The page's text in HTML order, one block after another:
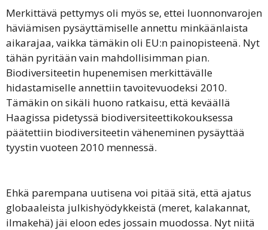
Merkittävä pettymys oli myös se, ettei luonnonvarojen
häviämisen pysäyttämiselle annettu minkäänlaista
aikarajaa, vaikka tämäkin oli EU:n painopisteenä. Nyt
tähän pyritään vain mahdollisimman pian.
Biodiversiteetin hupenemisen merkittävälle
hidastamiselle annettiin tavoitevuodeksi 2010.
Tämäkin on sikäli huono ratkaisu, että keväällä
Haagissa pidetyssä biodiversiteettikokouksessa
päätettiin biodiversiteetin väheneminen pysäyttää
tyystin vuoteen 2010 mennessä.
Ehkä parempana uutisena voi pitää sitä, että ajatus
globaaleista julkishyödykkeistä (meret, kalakannat,
ilmakehä) jäi eloon edes jossain muodossa. Nyt niitä